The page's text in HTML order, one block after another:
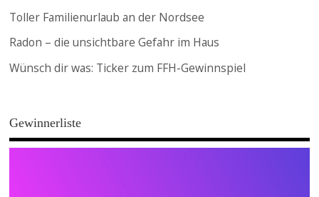
Toller Familienurlaub an der Nordsee
Radon – die unsichtbare Gefahr im Haus
Wünsch dir was: Ticker zum FFH-Gewinnspiel
Gewinnerliste